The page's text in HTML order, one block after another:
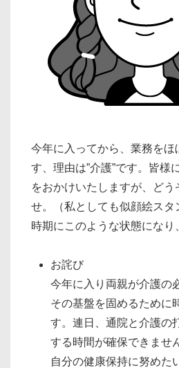
今年に入ってから、業務をほ
す、理由は”介護”です。皆様
をおかけいたしますが、どう
せ。（私としても似顔絵スタ
時期にこのような状態になり
お詫び
今年に入り両親が介護の
その基盤を固めるために
す。連日、通院と介護の
する時間が確保できませ
自分の健康保持に努めた